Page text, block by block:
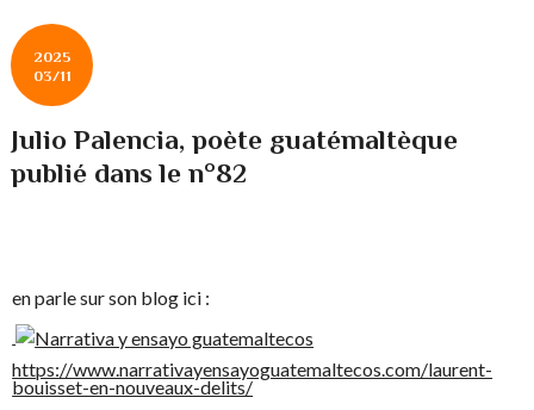
2025
03/11
Julio Palencia, poète guatémaltèque
publié dans le n°82
en parle sur son blog ici :
https://www.narrativayensayoguatemaltecos.com/laurent-
bouisset-en-nouveaux-delits/